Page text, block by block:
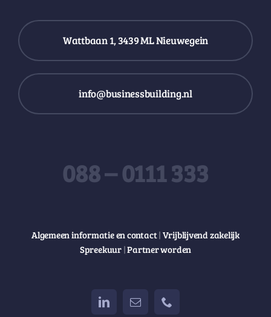
Wattbaan 1, 3439 ML Nieuwegein
info@businessbuilding.nl
088 – 0111 333
Algemeen informatie en contact | Vrijblijvend zakelijk
Spreekuur |Partner worden